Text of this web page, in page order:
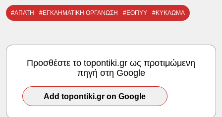
#ΑΠΑΤΗ #ΕΓΚΛΗΜΑΤΙΚΗ ΟΡΓΑΝΩΣΗ #ΕΟΠΥΥ #ΚΥΚΛΩΜΑ
Προσθέστε το topontiki.gr ως προτιμώμενη
πηγή στη Google
Add topontiki.gr on Google